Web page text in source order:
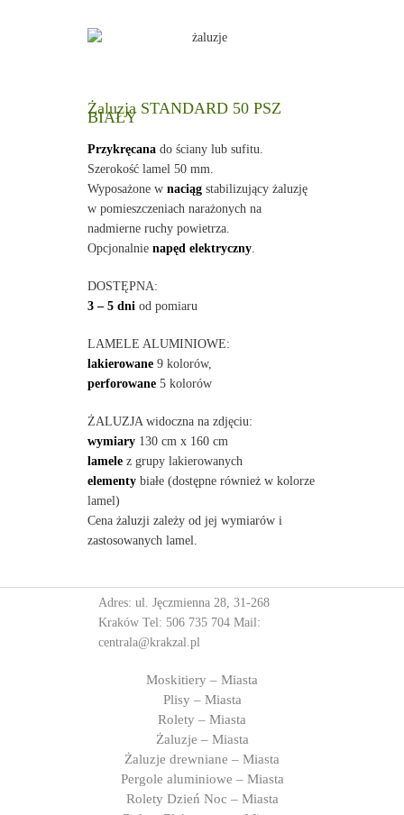
Żaluzja STANDARD 50 PSZ
BIAŁY
Przykręcanado ściany lub sufitu.
Szerokość lamel 50 mm.
Wyposażone w naciągstabilizujący żaluzję
w pomieszczeniach narażonych na
nadmierne ruchy powietrza.
Opcjonalnie napęd elektryczny.
DOSTĘPNA:
3 – 5 dni od pomiaru
LAMELE ALUMINIOWE:
lakierowane9 kolorów,
perforowane5 kolorów
ŻALUZJA widoczna na zdjęciu:
wymiary130 cm x 160 cm
lamelez grupy lakierowanych
elementybiałe (dostępne również w kolorze
lamel)
Cena żaluzji zależy od jej wymiarów i
zastosowanych lamel.
Adres: ul. Jęczmienna 28, 31-268
Kraków Tel: 506 735 704 Mail:
centrala@krakzal.pl
Moskitiery – Miasta
Plisy – Miasta
Rolety – Miasta
Żaluzje – Miasta
Żaluzje drewniane – Miasta
Pergole aluminiowe – Miasta
Rolety Dzień Noc – Miasta